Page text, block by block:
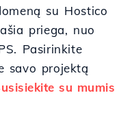
su Hostico
priega, nuo
Pasirinkite
savo projektą
su mumis